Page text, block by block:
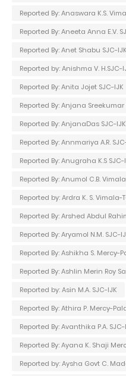
Reported By: Anaswara K.S.
Reported By: Aneeta Anna E.V.
Reported By: Anet Shabu SJC-IJK
Reported by: Anishma V. H.SJC-
Reported By: Anita Jojet SJC-IJK
Reported By: Anjana Sreekumar
Reported By: AnjanaDas SJC-IJK
Reported By: Annmariya A.R.
Reported By: Anugraha K.S SJC-
Reported By: Anumol C.B.
Reported by: Ardra K. S. Vimala-
Reported By: Arshed Abdul
Reported By: Aryamol N.M. SJC-
Reported By: Ashikha S. Mercy-
Reported By: Ashlin Merin Roy
Reported by: Asin M.A. SJC-IJK
Reported By: Athira P. Mercy-
Reported By: Avanthika P.A. SJC-
Reported By: Ayana K. Shaji
Reported by: Aysha Govt C.